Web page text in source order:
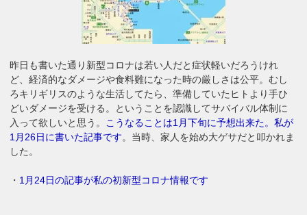
昨日も書いた通り新型コロナは若い人だと症状軽いだろうけれ
ど、経済的なダメージや食料難になった時の厳しさは公平。むし
ろキリギリスのような生活してたら、準備していたヒトより手ひ
どいダメージを受ける。ということを認識してサバイバル体制に
入って欲しいと思う。 こうなることは1月下旬に予想出来た。私が
1月26日に書いた記事です。当時、家人を始め大ゲサだと叩かれま
した。
・ 1月24日の記事が私の初新型コロナ情報です